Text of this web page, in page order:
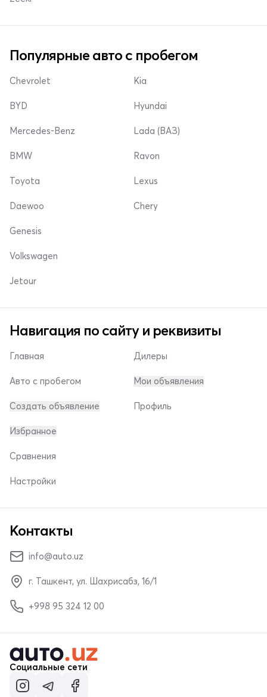
Популярные авто с пробегом
Chevrolet
BYD
Mercedes-Benz
Kia
Hyundai
Lada (ВАЗ)
BMW
Toyota
Daewoo
Ravon
Lexus
Chery
Genesis
Volkswagen
Jetour
Навигация по сайту и реквизиты
Главная
Авто с пробегом
Создать объявление
Дилеры
Мои объявления
Профиль
Избранное
Сравнения
Настройки
Контакты
info@auto.uz
г. Ташкент, ул. Шахрисабз, 16/1
+998 95 324 12 00
Социальные сети